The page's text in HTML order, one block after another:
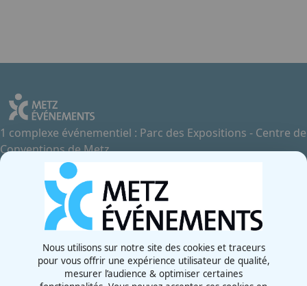
1 complexe événementiel : Parc des Expositions - Centre de
Conventions de Metz
Contactez-nous
+33 3 87 55 66 00
Rue de la Grange aux Bois
57070 - Metz
France
Newsletter
Nous utilisons sur notre site des cookies et traceurs
pour vous offrir une expérience utilisateur de qualité,
mesurer l’audience & optimiser certaines